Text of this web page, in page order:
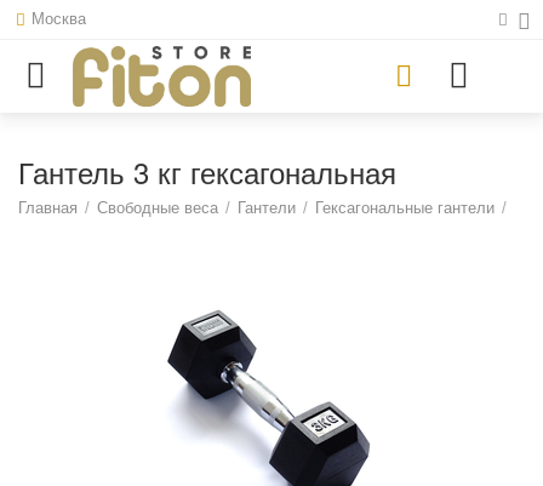
Москва
Гантель 3 кг гексагональная
Главная / Свободные веса / Гантели / Гексагональные гантели /